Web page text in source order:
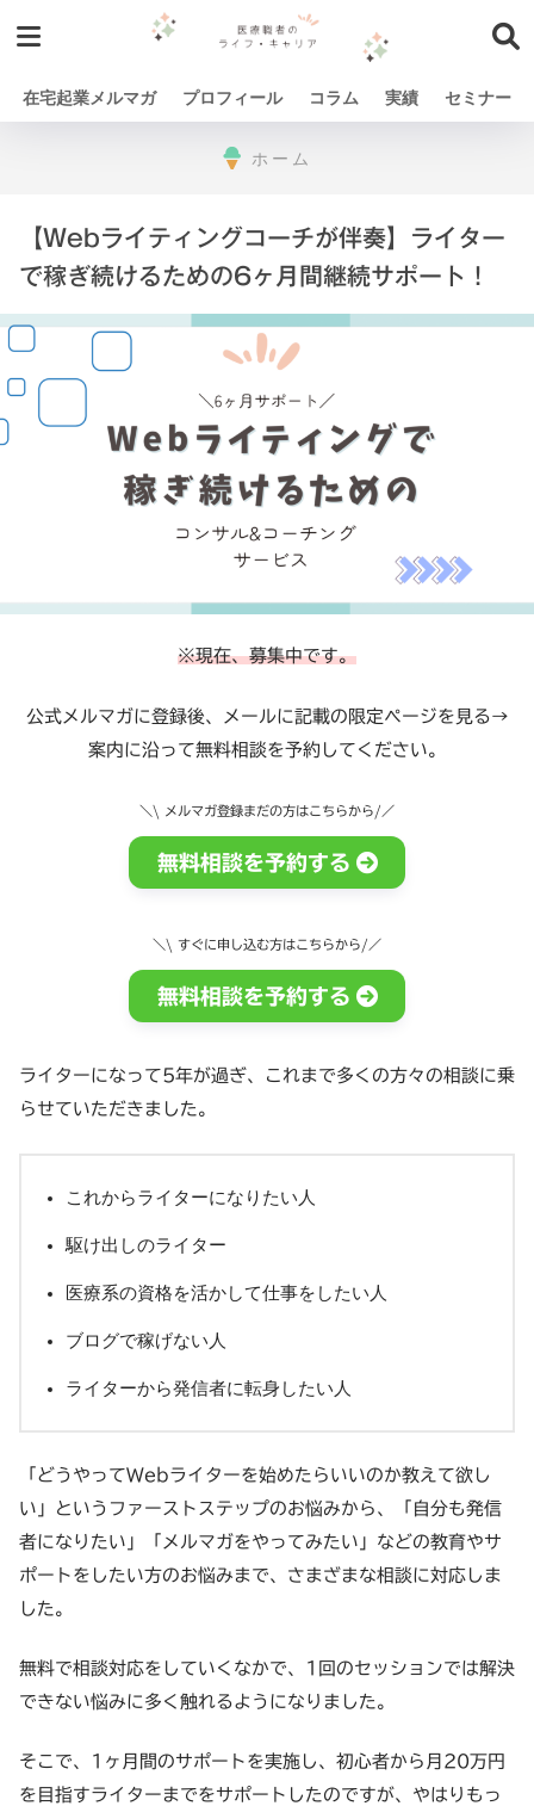
在宅起業メルマガ プロフィール コラム 実績 セミナー
ホーム
【Webライティングコーチが伴奏】ライター
で稼ぎ続けるための6ヶ月間継続サポート！
※現在、募集中です。
公式メルマガに登録後、メールに記載の限定ページを見る→
案内に沿って無料相談を予約してください。
＼\ メルマガ登録まだの方はこちらから /／
無料相談を予約する
＼\ すぐに申し込む方はこちらから /／
無料相談を予約する
ライターになって5年が過ぎ、これまで多くの方々の相談に乗
らせていただきました。
これからライターになりたい人
駆け出しのライター
医療系の資格を活かして仕事をしたい人
ブログで稼げない人
ライターから発信者に転身したい人
「どうやってWebライターを始めたらいいのか教えて欲し
い」というファーストステップのお悩みから、「自分も発信
者になりたい」「メルマガをやってみたい」などの教育やサ
ポートをしたい方のお悩みまで、さまざまな相談に対応しま
した。
無料で相談対応をしていくなかで、1回のセッションでは解決
できない悩みに多く触れるようになりました。
そこで、1ヶ月間のサポートを実施し、初心者から月20万円
を目指すライターまでをサポートしたのですが、やはりもっ